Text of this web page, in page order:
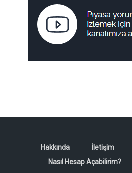
Hakkında İletişim
Nasıl Hesap Açabilirim?